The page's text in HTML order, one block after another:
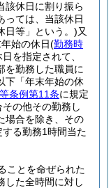
該休日に割り振ら
っては、当該休日
日等」という。)又
始の休日(勤務時
を指定されて、
を勤務した職員に
下「年末年始の休
条例第11条に規定
の他その勤務し
場合を除き、その
する勤務1時間当た
ことを命ぜられた
した全時間に対し